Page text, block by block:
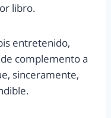
libro.
entretenido,
complemento a
sinceramente,